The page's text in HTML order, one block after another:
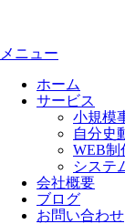
メニュー
ホーム
サービス
小規模
自分史
WEB制
システ
会社概要
ブログ
お問い合わせ